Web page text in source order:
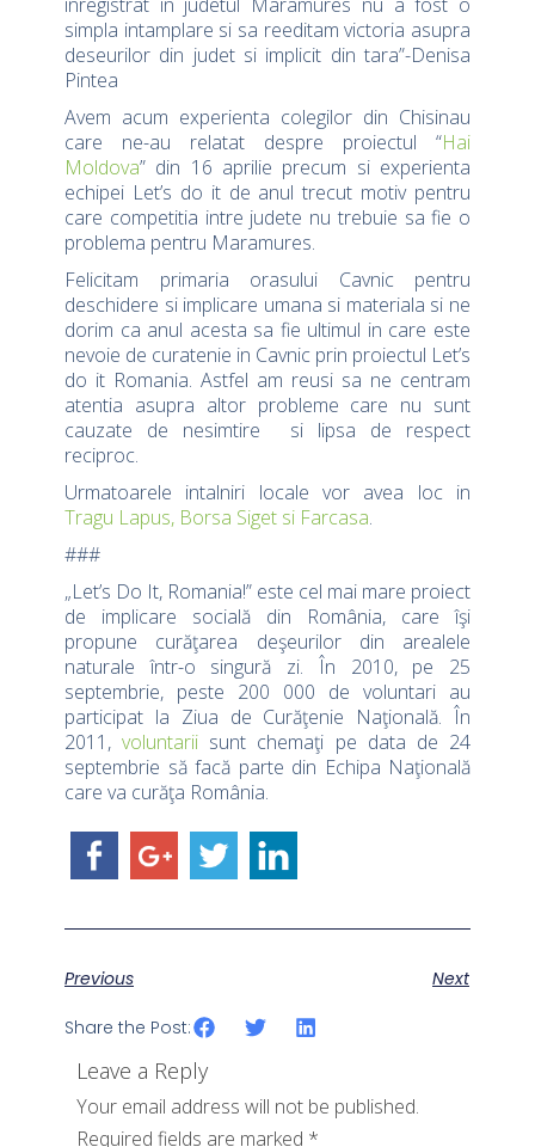
simpla intamplare si sa reeditam victoria asupra
deseurilor din judet si implicit din tara”-Denisa
Pintea
Avem acum experienta colegilor din Chisinau
care ne-au relatat despre proiectul “Hai
Moldova” din 16 aprilie precum si experienta
echipei Let’s do it de anul trecut motiv pentru
care competitia intre judete nu trebuie sa fie o
problema pentru Maramures.
Felicitam primaria orasului Cavnic pentru
deschidere si implicare umana si materiala si ne
dorim ca anul acesta sa fie ultimul in care este
nevoie de curatenie in Cavnic prin proiectul Let’s
do it Romania. Astfel am reusi sa ne centram
atentia asupra altor probleme care nu sunt
cauzate de nesimtire si lipsa de respect
reciproc.
Urmatoarele intalniri locale vor avea loc in
Tragu Lapus, Borsa Siget si Farcasa.
###
„Let’s Do It, Romania!” este cel mai mare proiect
de implicare socială din România, care îşi
propune curăţarea deşeurilor din arealele
naturale într-o singură zi. În 2010, pe 25
septembrie, peste 200 000 de voluntari au
participat la Ziua de Curăţenie Naţională. În
2011,voluntarii sunt chemaţi pe data de 24
septembrie să facă parte din Echipa Naţională
care va curăţa România.
Previous Next
Share the Post:
Leave a Reply
Your email address will not be published.
Required fields are marked *